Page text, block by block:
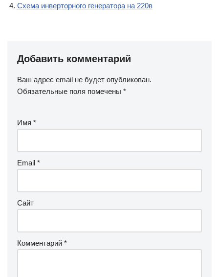
Схема инверторного генератора на 220в
Добавить комментарий
Ваш адрес email не будет опубликован.
Обязательные поля помечены *
Имя *
Email *
Сайт
Комментарий *